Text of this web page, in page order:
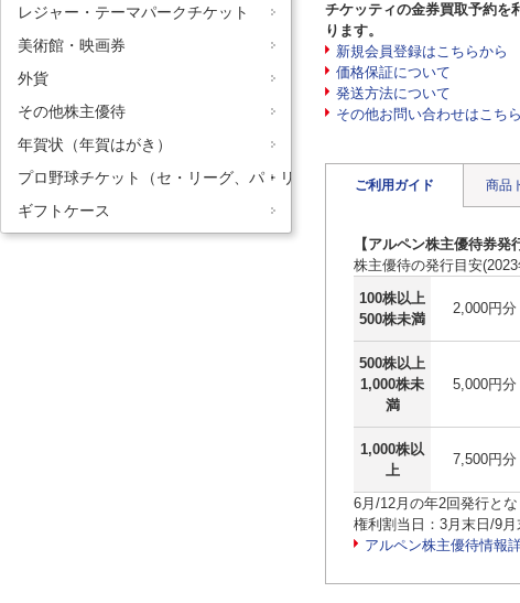
レジャー・テーマパークチケット
美術館・映画券
外貨
その他株主優待
年賀状（年賀はがき）
プロ野球チケット（セ・リーグ、パ・リーグ）
ギフトケース
チケッティの金券買取予約を
ります。
新規会員登録はこちらから
価格保証について
発送方法について
その他お問い合わせはこち
ご利用ガイド 商品
【アルペン株主優待券発
株主優待の発行目安
100株以上
500株未満
2,000円分
500株以上
1,000株未
満
5,000円分
1,000株以
上
7,500円分
6月/12月の年2回発行とな
権利割当日：3月末日/9月
アルペン株主優待情報